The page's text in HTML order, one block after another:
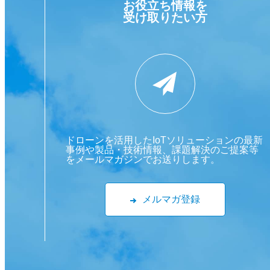
お役立ち情報を
受け取りたい方
ドローンを活用したIoTソリューションの最新
事例や製品・技術情報、課題解決のご提案等
をメールマガジンでお送りします。
メルマガ登録